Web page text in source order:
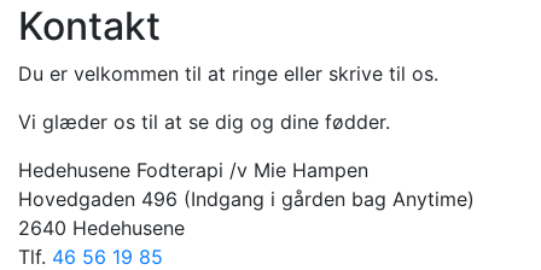
Kontakt
Du er velkommen til at ringe eller skrive til os.
Vi glæder os til at se dig og dine fødder.
Hedehusene Fodterapi /v Mie Hampen
Hovedgaden 496 (Indgang i gården bag Anytime)
2640 Hedehusene
Tlf. 46 56 19 85